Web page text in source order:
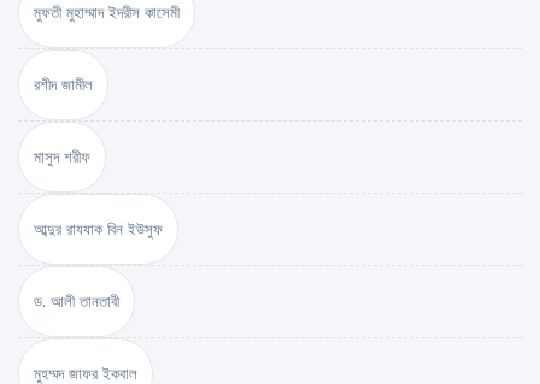
মুফতী মুহাম্মাদ ইদরীস কাসেমী
রশীদ জামীল
মাসুদ শরীফ
আব্দুর রাযযাক বিন ইউসুফ
ড. আলী তানতাবী
মুহম্মদ জাফর ইকবাল